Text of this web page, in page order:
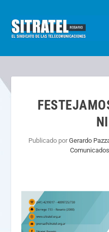
Publicado porGerardo
Comunicados